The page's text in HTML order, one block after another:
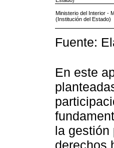
Ministerio del Interior -
(Institución del Estado)
Fuente:
En este
la gestión
derechos